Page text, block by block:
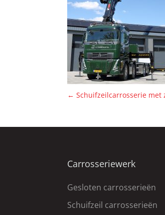
← Schuifzeilcarrosserie met
Carrosseriewerk
Gesloten carrosserieën
Schuifzeil carrosserieën